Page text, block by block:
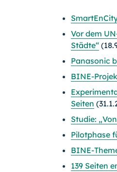
Vor dem
Städte“
Panasonic
BINE-
Seiten
Studie:
Pilotphase
BINE-
139 Seiten